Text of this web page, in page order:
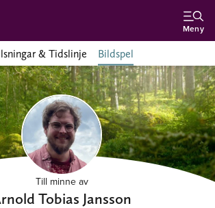
Meny
& Tidslinje Bildspel
Till minne av
Tobias Jansson